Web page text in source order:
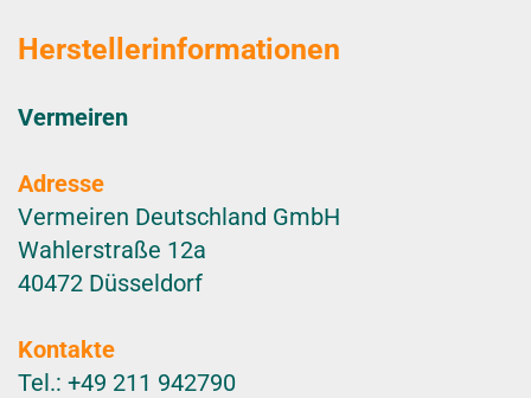
Herstellerinformationen
Vermeiren
Adresse
Vermeiren Deutschland GmbH
Wahlerstraße 12a
40472 Düsseldorf
Kontakte
Tel.: +49 211 942790